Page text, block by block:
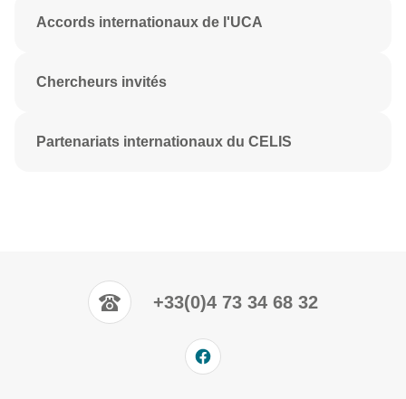
Accords internationaux de l'UCA
Chercheurs invités
Partenariats internationaux du CELIS
+33(0)4 73 34 68 32